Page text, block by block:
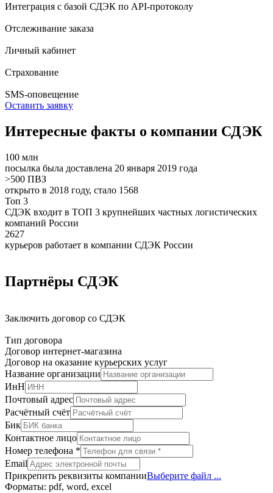
Интеграция с базой СДЭК по API-протоколу
Отслеживание заказа
Личный кабинет
Страхование
SMS-оповещение
Оставить заявку
Интересные факты о компании СДЭК
100 млн
посылка была доставлена 20 января 2019 года
>500 ПВЗ
открыто в 2018 году, стало 1568
Топ 3
СДЭК входит в ТОП 3 крупнейших частных логистических
компаний России
2627
курьеров работает в компании СДЭК России
Партнёры СДЭК
Заключить договор со СДЭК
Тип договора
Договор интернет-магазина
Договор на оказание курьерских услуг
Название организации
ИнН
Почтовый адрес
Расчётный счёт
Бик
Контактное лицо
Номер телефона *
Email
Прикрепить реквизиты компанииВыберите файл ...
Форматы: pdf, word, excel